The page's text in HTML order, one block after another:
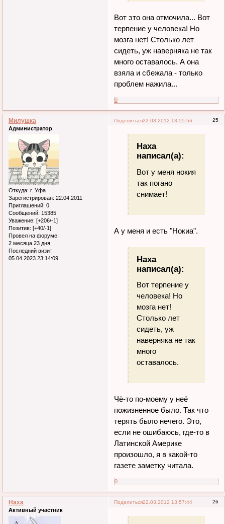
Вот это она отмочила... Вот
терпение у человека! Но
мозга нет! Столько лет
сидеть, уж наверняка не так
много оставалось. А она
взяла и сбежала - только
проблем нажила...
0
Поделиться 25
22.03.2012 13:55:56
Милушка
Администратор
Откуда: г. Уфа
Зарегистрирован: 22.04.2011
Приглашений: 0
Сообщений: 15385
Уважение: [+206/-1]
Позитив: [+40/-1]
Провел на форуме:
2 месяца 23 дня
Последний визит:
05.04.2023 23:14:09
Наха
написал(а):
Вот у меня нокия
так погано
снимает!
А у меня и есть "Нокиа".
Наха
написал(а):
Вот терпение у
человека! Но
мозга нет!
Столько лет
сидеть, уж
наверняка не так
много
оставалось.
Чё-то по-моему у неё
пожизненное было. Так что
терять было нечего. Это,
если не ошибаюсь, где-то в
Латинской Америке
произошло, я в какой-то
газете заметку читала.
0
Поделиться 26
22.03.2012 13:57:44
Наха
Активный участник